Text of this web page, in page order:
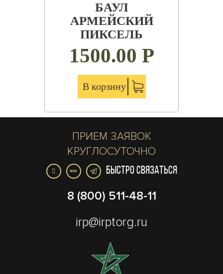
БАУЛ
АРМЕЙСКИЙ
ПИКСЕЛЬ
1500.00 Р
В корзину
ПРИЕМ ЗАЯВОК
КРУГЛОСУТОЧНО
MAX БЫСТРО СВЯЗАТЬСЯ
8 (800) 511-48-11
irp@irptorg.ru